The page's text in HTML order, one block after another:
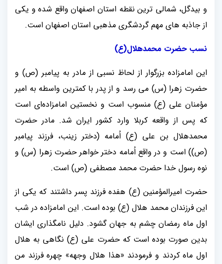
و بیدگل، شمالی ترین نقطه استان اصفهان واقع شده و یکی
از جاذبه های مهم گردشگری مذهبی استان اصفهان است.
نسب حضرت محمدهلال(ع)
این امامزاده بزرگوار از لحاظ نسبی از مادر به پیامبر (ص) و
حضرت زهرا (س) می رسد و از پدر با کمترین واسطه به امیر
مؤمنان علی (ع) منسوب است و نخستین امامزاده‌ای است
که پس از واقعه کربلا وارد کشور ایران شد. مادر حضرت
محمدهلال بن علی (ع) اُمامه (دختر زینب، فرزند پیامبر
(ص)) است و در واقع اُمامه دختر خواهر حضرت زهرا (س) و
نوه رسول خدا حضرت محمد مصطفی (ص) است.
حضرت امیرالمؤمنین (ع) هفده فرزند پسر داشتند که یکی از
این فرزندان محمد هلال (ع) بوده است. این امامزاده در شب
اول ماه رمضان چشم به جهان گشود. دلیل نامگذاری ایشان
بدین صورت بوده است که حضرت علی (ع) نگاهی به هلال
اول ماه کردند و فرمودند «هذا هلال وجهه» چهره فرزند من